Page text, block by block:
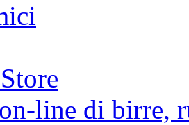
line di birre,